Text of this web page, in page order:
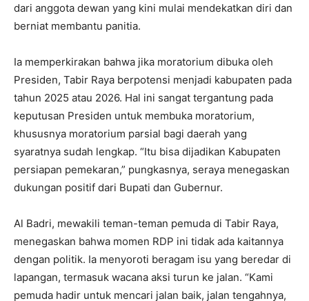
dari anggota dewan yang kini mulai mendekatkan diri dan
berniat membantu panitia.
Ia memperkirakan bahwa jika moratorium dibuka oleh
Presiden, Tabir Raya berpotensi menjadi kabupaten pada
tahun 2025 atau 2026. Hal ini sangat tergantung pada
keputusan Presiden untuk membuka moratorium,
khususnya moratorium parsial bagi daerah yang
syaratnya sudah lengkap. “Itu bisa dijadikan Kabupaten
persiapan pemekaran,” pungkasnya, seraya menegaskan
dukungan positif dari Bupati dan Gubernur.
Al Badri, mewakili teman-teman pemuda di Tabir Raya,
menegaskan bahwa momen RDP ini tidak ada kaitannya
dengan politik. Ia menyoroti beragam isu yang beredar di
lapangan, termasuk wacana aksi turun ke jalan. “Kami
pemuda hadir untuk mencari jalan baik, jalan tengahnya,